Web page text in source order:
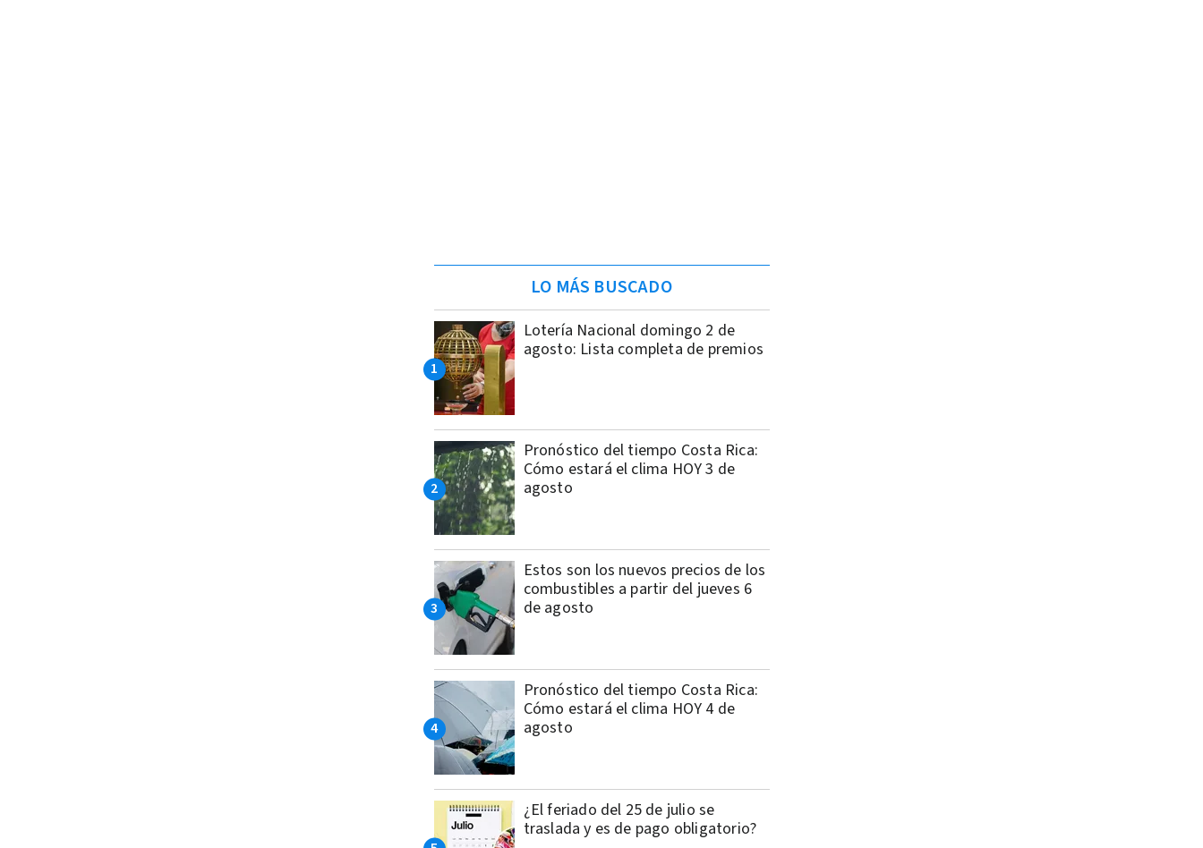
LO MÁS BUSCADO
Lotería Nacional domingo 2 de
agosto: Lista completa de premios
Pronóstico del tiempo Costa Rica:
Cómo estará el clima HOY 3 de
agosto
Estos son los nuevos precios de los
combustibles a partir del jueves 6
de agosto
Pronóstico del tiempo Costa Rica:
Cómo estará el clima HOY 4 de
agosto
¿El feriado del 25 de julio se
traslada y es de pago obligatorio?